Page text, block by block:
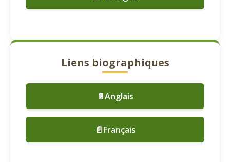
Liens biographiques
📄Anglais
📄Français